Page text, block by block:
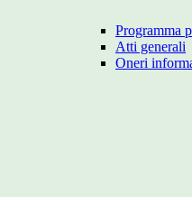
Programma
Atti generali
Oneri